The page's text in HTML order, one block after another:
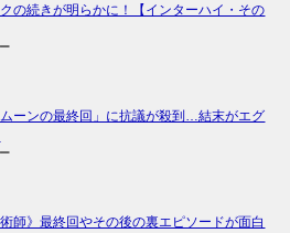
の続きが明らかに！【インターハイ・その
ムーンの最終回」に抗議が殺到…結末がエグ
術師》最終回やその後の裏エピソードが面白